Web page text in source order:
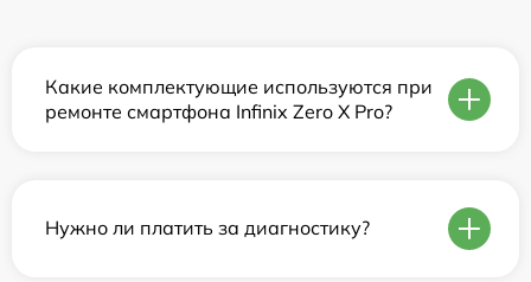
Какие комплектующие используются при
ремонте смартфона Infinix Zero X Pro?
Нужно ли платить за диагностику?